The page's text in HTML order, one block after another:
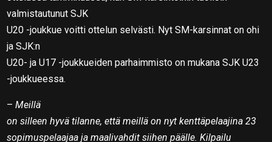
valmistautunut SJK
U20 -joukkue voitti ottelun selvästi. Nyt SM-karsinnat on ohi
ja SJK:n
U20- ja U17 -joukkueiden parhaimmisto on mukana SJK U23
-joukkueessa.
–Meillä
on silleen hyvä tilanne, että meillä on nyt kenttäpelaajina 23
sopimuspelaajaa ja maalivahdit siihen päälle. Kilpailu